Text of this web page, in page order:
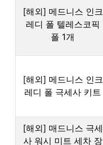
[해외] 메드니스 인크
레디 폴 텔레스코픽
폴 1개
[해외] 메드니스 인크
레디 폴 극세사 키트
[해외] 매드니스 극세
사 워시 미트 세차 장